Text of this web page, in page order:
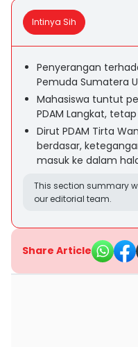
Intinya Sih
Penyerangan
Pemuda Sumatera
Mahasiswa tuntut
PDAM Langkat,
Dirut PDAM Tirta
berdasar,
masuk ke dalam
This section summary
our editorial team.
Share Article